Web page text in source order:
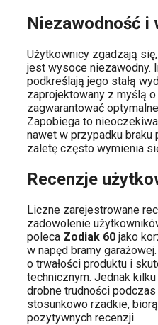
Niezawodność i
Użytkownicy zgadzają
jest wysoce niezawodny.
podkreślają jego stałą
zaprojektowany z myślą o
zagwarantować
Zapobiega to
nawet w przypadku braku
zaletę często wymienia
Recenzje
Liczne zarejestrowane
zadowolenie
poleca Zodiak 60 jako
w napęd bramy
o trwałości produktu i
technicznym. Jednak
drobne trudności
stosunkowo rzadkie,
pozytywnych recenzji.